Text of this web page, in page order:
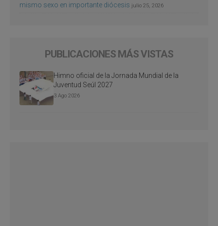
mismo sexo en importante diócesis julio 25, 2026
PUBLICACIONES MÁS VISTAS
Himno oficial de la Jornada Mundial de la
Juventud Seúl 2027
3 Ago 2026